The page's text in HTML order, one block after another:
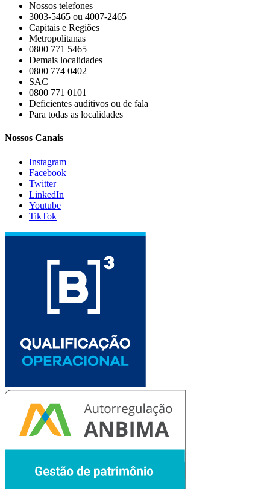
Nossos telefones
3003-5465 ou 4007-2465
Capitais e Regiões
Metropolitanas
0800 771 5465
Demais localidades
0800 774 0402
SAC
0800 771 0101
Deficientes auditivos ou de fala
Para todas as localidades
Nossos Canais
Instagram
Facebook
Twitter
LinkedIn
Youtube
TikTok